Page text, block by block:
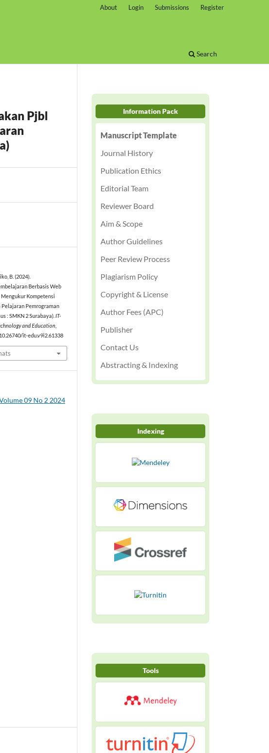
Search
About Login Submissions Register
Pjbl
B. (2024).
Berbasis Web
Kompetensi
Pemrograman
: SMKN 2 Surabaya).IT-
and Education
it-edu.v9i2.61338
09 No 2 2024
Information Pack
Manuscript Template
Journal History
Publication Ethics
Editorial Team
Reviewer Board
Aim & Scope
Author Guidelines
Peer Review Process
Plagiarism Policy
Copyright & License
Author Fees (APC)
Publisher
Contact Us
Abstracting & Indexing
Indexing
Tools